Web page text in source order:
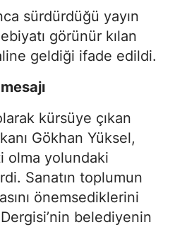
sürdürdüğü yayın
görünür kılan
geldiği ifade edildi.
kürsüye çıkan
Gökhan Yüksel,
olma yolundaki
Sanatın toplumun
önemsediklerini
belediyenin